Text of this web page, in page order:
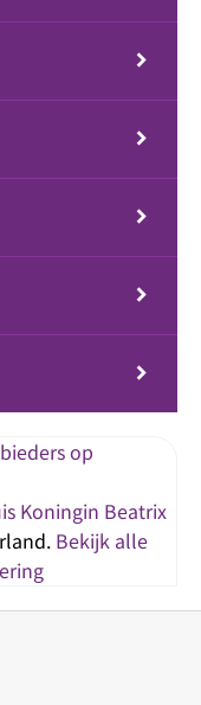
Koningin Beatrix
Bekijk alle